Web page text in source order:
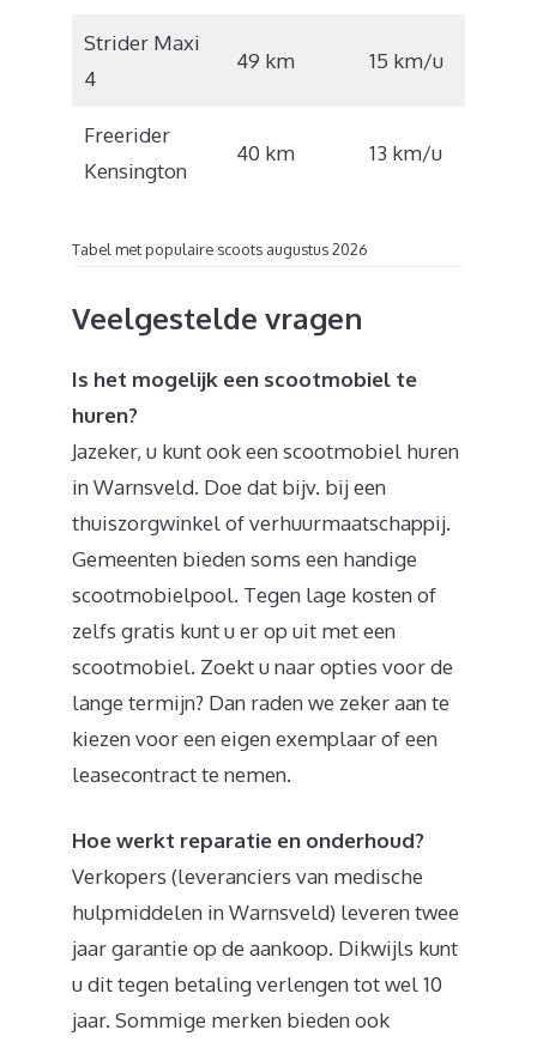
Strider Maxi
4
49 km 15 km/u
Freerider
Kensington
40 km 13 km/u
Tabel met populaire scoots augustus 2026
Veelgestelde vragen
Is het mogelijk een scootmobiel te
huren?
Jazeker, u kunt ook een scootmobiel huren
in Warnsveld. Doe dat bijv. bij een
thuiszorgwinkel of verhuurmaatschappij.
Gemeenten bieden soms een handige
scootmobielpool. Tegen lage kosten of
zelfs gratis kunt u er op uit met een
scootmobiel. Zoekt u naar opties voor de
lange termijn? Dan raden we zeker aan te
kiezen voor een eigen exemplaar of een
leasecontract te nemen.
Hoe werkt reparatie en onderhoud?
Verkopers (leveranciers van medische
hulpmiddelen in Warnsveld) leveren twee
jaar garantie op de aankoop. Dikwijls kunt
u dit tegen betaling verlengen tot wel 10
jaar. Sommige merken bieden ook